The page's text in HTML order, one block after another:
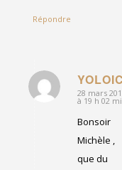
Répondre
YOLOIC
dit
28 mars
à 19 h 02
Bonsoir
Michèle ,
que du